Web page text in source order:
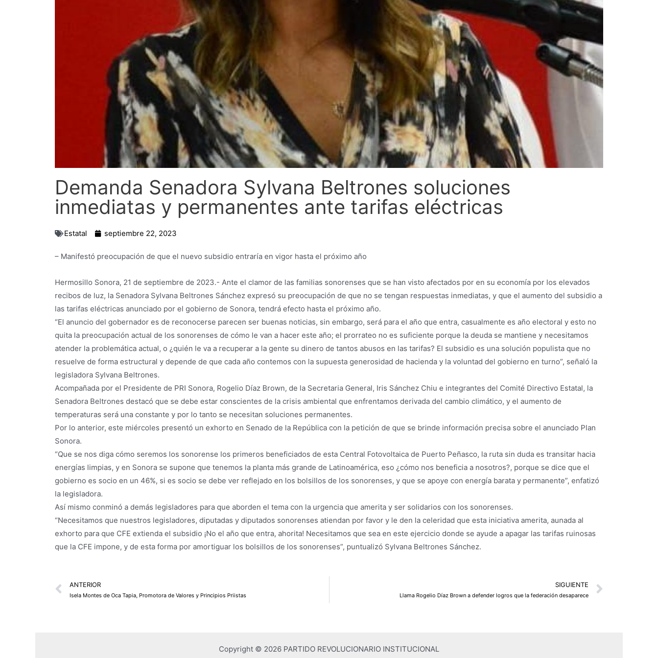
Demanda Senadora Sylvana Beltrones soluciones
inmediatas y permanentes ante tarifas eléctricas
Estatal septiembre 22, 2023
– Manifestó preocupación de que el nuevo subsidio entraría en vigor hasta el próximo año
Hermosillo Sonora, 21 de septiembre de 2023.- Ante el clamor de las familias sonorenses que se han visto afectados por en su economía por los elevados
recibos de luz, la Senadora Sylvana Beltrones Sánchez expresó su preocupación de que no se tengan respuestas inmediatas, y que el aumento del subsidio a
las tarifas eléctricas anunciado por el gobierno de Sonora, tendrá efecto hasta el próximo año.
“El anuncio del gobernador es de reconocerse parecen ser buenas noticias, sin embargo, será para el año que entra, casualmente es año electoral y esto no
quita la preocupación actual de los sonorenses de cómo le van a hacer este año; el prorrateo no es suficiente porque la deuda se mantiene y necesitamos
atender la problemática actual, o ¿quién le va a recuperar a la gente su dinero de tantos abusos en las tarifas? El subsidio es una solución populista que no
resuelve de forma estructural y depende de que cada año contemos con la supuesta generosidad de hacienda y la voluntad del gobierno en turno”, señaló la
legisladora Sylvana Beltrones.
Acompañada por el Presidente de PRI Sonora, Rogelio Díaz Brown, de la Secretaria General, Iris Sánchez Chiu e integrantes del Comité Directivo Estatal, la
Senadora Beltrones destacó que se debe estar conscientes de la crisis ambiental que enfrentamos derivada del cambio climático, y el aumento de
temperaturas será una constante y por lo tanto se necesitan soluciones permanentes.
Por lo anterior, este miércoles presentó un exhorto en Senado de la República con la petición de que se brinde información precisa sobre el anunciado Plan
Sonora.
“Que se nos diga cómo seremos los sonorense los primeros beneficiados de esta Central Fotovoltaica de Puerto Peñasco, la ruta sin duda es transitar hacia
energías limpias, y en Sonora se supone que tenemos la planta más grande de Latinoamérica, eso ¿cómo nos beneficia a nosotros?, porque se dice que el
gobierno es socio en un 46%, si es socio se debe ver reflejado en los bolsillos de los sonorenses, y que se apoye con energía barata y permanente”, enfatizó
la legisladora.
Así mismo conminó a demás legisladores para que aborden el tema con la urgencia que amerita y ser solidarios con los sonorenses.
“Necesitamos que nuestros legisladores, diputadas y diputados sonorenses atiendan por favor y le den la celeridad que esta iniciativa amerita, aunada al
exhorto para que CFE extienda el subsidio ¡No el año que entra, ahorita! Necesitamos que sea en este ejercicio donde se ayude a apagar las tarifas ruinosas
que la CFE impone, y de esta forma por amortiguar los bolsillos de los sonorenses”, puntualizó Sylvana Beltrones Sánchez.
Prev
ANTERIOR
Isela Montes de Oca Tapia, Promotora de Valores y Principios Priistas
SIGUIENTE
Llama Rogelio Díaz Brown a defender logros que la federación desaparece
Copyright © 2026 PARTIDO REVOLUCIONARIO INSTITUCIONAL